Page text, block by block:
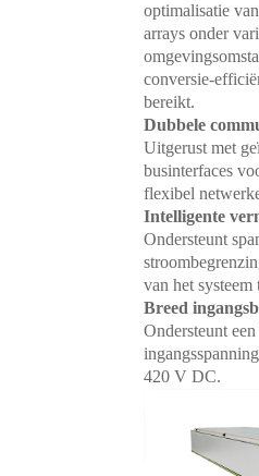
optimalisatie
arrays onder
conversie-
bereikt.
Dubbele
Uitgerust met
businterfaces
flexibel
Intelligente
Ondersteunt
van het systeem
Breed
Ondersteunt een
420 V DC.